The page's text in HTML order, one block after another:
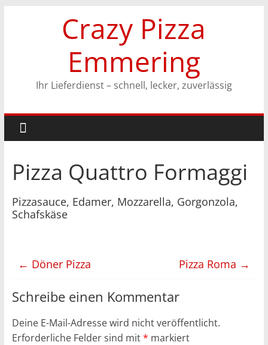
Crazy Pizza
Emmering
Ihr Lieferdienst – schnell, lecker, zuverlässig
Pizza Quattro Formaggi
Pizzasauce, Edamer, Mozzarella, Gorgonzola,
Schafskäse
← Döner Pizza Pizza Roma →
Schreibe einen Kommentar
Deine E-Mail-Adresse wird nicht veröffentlicht.
Erforderliche Felder sind mit* markiert